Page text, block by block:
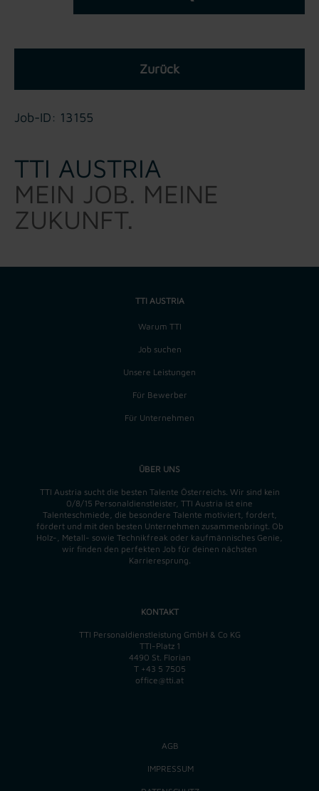
Zurück
Job-ID: 13155
TTI AUSTRIA
MEIN JOB. MEINE
ZUKUNFT.
TTI AUSTRIA
Warum TTI
Job suchen
Unsere Leistungen
Für Bewerber
Für Unternehmen
ÜBER UNS
TTI Austria sucht die besten Talente Österreichs. Wir sind kein
0/8/15 Personaldienstleister, TTI Austria ist eine
Talenteschmiede, die besondere Talente motiviert, fordert,
fördert und mit den besten Unternehmen zusammenbringt. Ob
Holz-, Metall- sowie Technikfreak oder kaufmännisches Genie,
wir finden den perfekten Job für deinen nächsten
Karrieresprung.
KONTAKT
TTI Personaldienstleistung GmbH & Co KG
TTI-Platz 1
4490 St. Florian
T +43 5 7505
office@tti.at
AGB
IMPRESSUM